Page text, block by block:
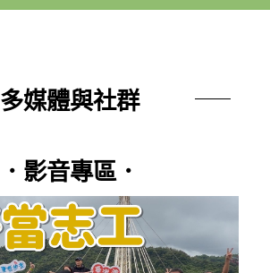
多媒體與社群
．影音專區．